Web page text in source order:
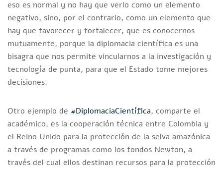
eso es normal y no hay que verlo como un elemento
negativo, sino, por el contrario, como un elemento que
hay que favorecer y fortalecer, que es conocernos
mutuamente, porque la diplomacia científica es una
bisagra que nos permite vincularnos a la investigación y
tecnología de punta, para que el Estado tome mejores
decisiones.
Otro ejemplo de #DiplomaciaCientífica, comparte el
académico, es la cooperación técnica entre Colombia y
el Reino Unido para la protección de la selva amazónica
a través de programas como los fondos Newton, a
través del cual ellos destinan recursos para la protección